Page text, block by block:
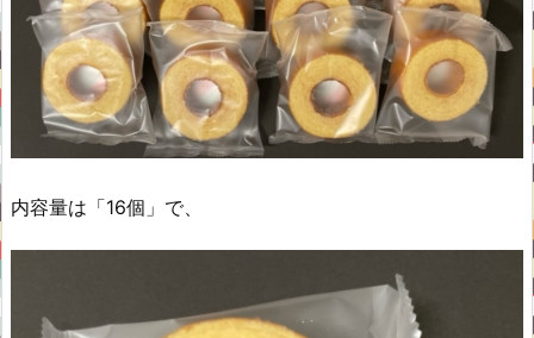
内容量は「16個」で、